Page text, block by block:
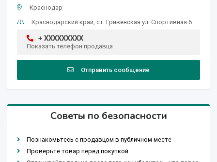
Краснодар
Краснодарский край, ст. Гривенская ул. Спортивная 6
+ XXXXXXXXX
Показать телефон продавца
Отправить сообщение
Советы по безопасности
Познакомьтесь с продавцом в публичном месте
Проверьте товар перед покупкой